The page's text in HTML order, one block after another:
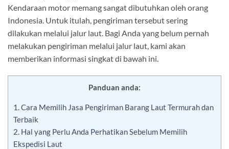
Kendaraan motor memang sangat dibutuhkan oleh orang
Indonesia. Untuk itulah, pengiriman tersebut sering
dilakukan melalui jalur laut. Bagi Anda yang belum pernah
melakukan pengiriman melalui jalur laut, kami akan
memberikan informasi singkat di bawah ini.
Panduan anda:
1.Cara Memilih Jasa Pengiriman Barang Laut Termurah dan
Terbaik
2. Hal yang Perlu Anda Perhatikan Sebelum Memilih
Ekspedisi Laut